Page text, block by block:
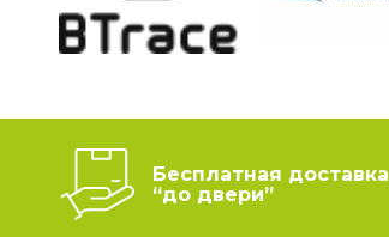
Бесплатная доставка
“до двери”